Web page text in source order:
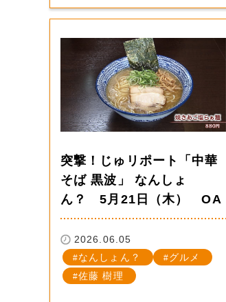
突撃！じゅリポート「中華
そば 黒波」 なんしょ
ん？ 5月21日（木） OA
2026.06.05
なんしょん？
グルメ
佐藤 樹理